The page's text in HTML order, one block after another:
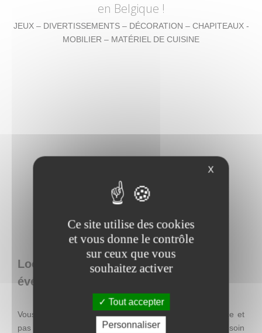
en Belgique !
JEUX – DIVERTISSEMENTS – DÉCORATION – CHAPITEAUX -
MOBILIER – MATÉRIEL DE CUISINE
Loca Concept : location de matériel
événementiel en Belgique
Vous recherchez une décoration facile à mettre en place et
pas chère, mais qui se distingue par son originalité ? Besoin
X
Ce site utilise des cookies
et vous donne le contrôle
sur ceux que vous
souhaitez activer
Tout accepter
Personnaliser